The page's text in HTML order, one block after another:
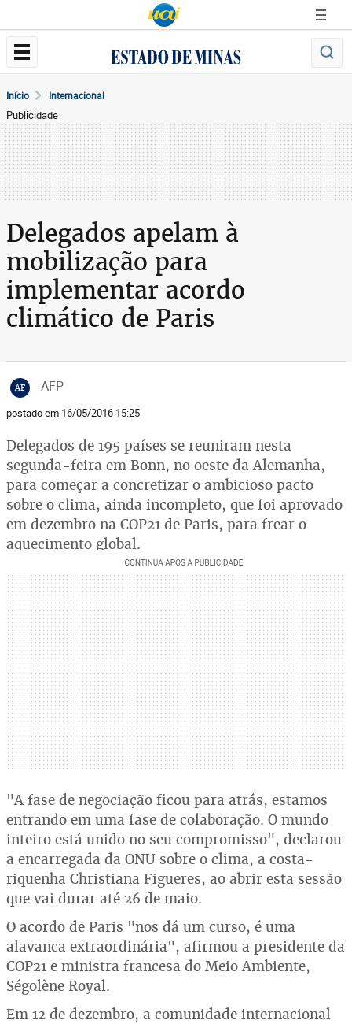
Início Internacional
Publicidade
Delegados apelam à
mobilização para
implementar acordo
climático de Paris
AF AFP
postado em 16/05/2016 15:25
Delegados de 195 países se reuniram nesta
segunda-feira em Bonn, no oeste da Alemanha,
para começar a concretizar o ambicioso pacto
sobre o clima, ainda incompleto, que foi aprovado
em dezembro na COP21 de Paris, para frear o
aquecimento global.
"A fase de negociação ficou para atrás, estamos
entrando em uma fase de colaboração. O mundo
inteiro está unido no seu compromisso", declarou
a encarregada da ONU sobre o clima, a costa-
riquenha Christiana Figueres, ao abrir esta sessão
que vai durar até 26 de maio.
O acordo de Paris "nos dá um curso, é uma
alavanca extraordinária", afirmou a presidente da
COP21 e ministra francesa do Meio Ambiente,
Ségolène Royal.
Em 12 de dezembro, a comunidade internacional